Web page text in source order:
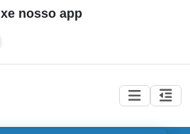
nosso app